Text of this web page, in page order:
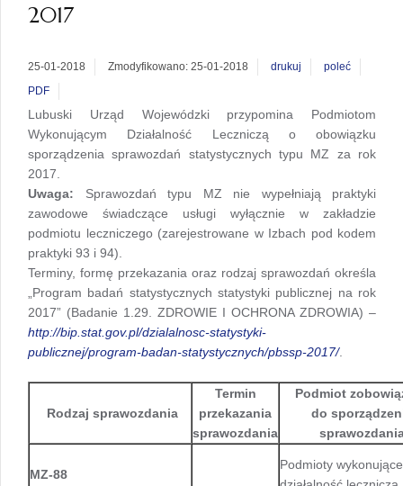
2017
25-01-2018 Zmodyfikowano: 25-01-2018 drukuj
poleć
PDF
Lubuski Urząd Wojewódzki przypomina Podmiotom
Wykonującym Działalność Leczniczą o obowiązku
sporządzenia sprawozdań statystycznych typu MZ za rok
2017.
Uwaga: Sprawozdań typu MZ nie wypełniają praktyki
zawodowe świadczące usługi wyłącznie w zakładzie
podmiotu leczniczego (zarejestrowane w Izbach pod kodem
praktyki 93 i 94).
Terminy, formę przekazania oraz rodzaj sprawozdań określa
„Program badań statystycznych statystyki publicznej na rok
2017” (Badanie 1.29. ZDROWIE I OCHRONA ZDROWIA) –
http://bip.stat.gov.pl/dzialalnosc-statystyki-
publicznej/program-badan-statystycznych/pbssp-2017/.
Rodzaj sprawozdania
Termin
przekazania
sprawozdania
Podmiot
do
MZ-88
Podmioty wykonujące